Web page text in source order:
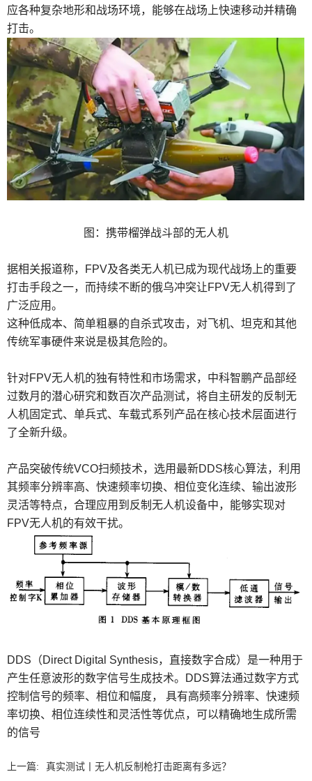
应各种复杂地形和战场环境，能够在战场上快速移动并精确
打击。
图：携带榴弹战斗部的无人机
据相关报道称，FPV及各类无人机已成为现代战场上的重要
打击手段之一，而持续不断的俄乌冲突让FPV无人机得到了
广泛应用。
这种低成本、简单粗暴的自杀式攻击，对飞机、坦克和其他
传统军事硬件来说是极其危险的。
针对FPV无人机的独有特性和市场需求，中科智鹏产品部经
过数月的潜心研究和数百次产品测试，将自主研发的反制无
人机固定式、单兵式、车载式系列产品在核心技术层面进行
了全新升级。
产品突破传统VCO扫频技术，选用最新DDS核心算法，利用
其频率分辨率高、快速频率切换、相位变化连续、输出波形
灵活等特点，合理应用到反制无人机设备中，能够实现对
FPV无人机的有效干扰。
DDS（Direct Digital Synthesis，直接数字合成）是一种用于
产生任意波形的数字信号生成技术。DDS算法通过数字方式
控制信号的频率、相位和幅度， 具有高频率分辨率、快速频
率切换、相位连续性和灵活性等优点，可以精确地生成所需
的信号
上一篇:
真实测试丨无人机反制枪打击距离有多远？